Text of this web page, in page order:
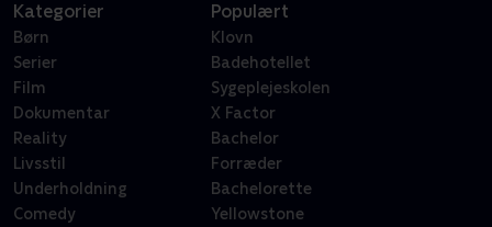
Kategorier
Børn
Serier
Film
Dokumentar
Reality
Livsstil
Underholdning
Comedy
Populært
Klovn
Badehotellet
Sygeplejeskolen
X Factor
Bachelor
Forræder
Bachelorette
Yellowstone